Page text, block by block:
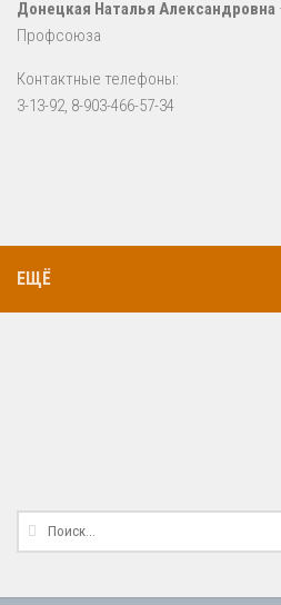
Донецкая Наталья Александровна
Профсоюза
Контактные телефоны:
3-13-92, 8-903-466-57-34
ЕЩЁ
Найти: